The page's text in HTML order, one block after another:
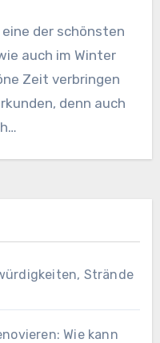
der schönsten
auch im Winter
Zeit verbringen
denn auch
Strände
Wie kann